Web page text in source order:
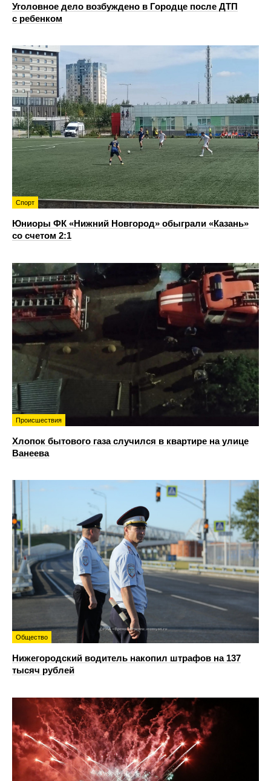
Уголовное дело возбуждено в Городце после ДТП
с ребенком
Спорт
Юниоры ФК «Нижний Новгород» обыграли «Казань»
со счетом 2:1
Происшествия
Хлопок бытового газа случился в квартире на улице
Ванеева
Общество
Нижегородский водитель накопил штрафов на 137
тысяч рублей